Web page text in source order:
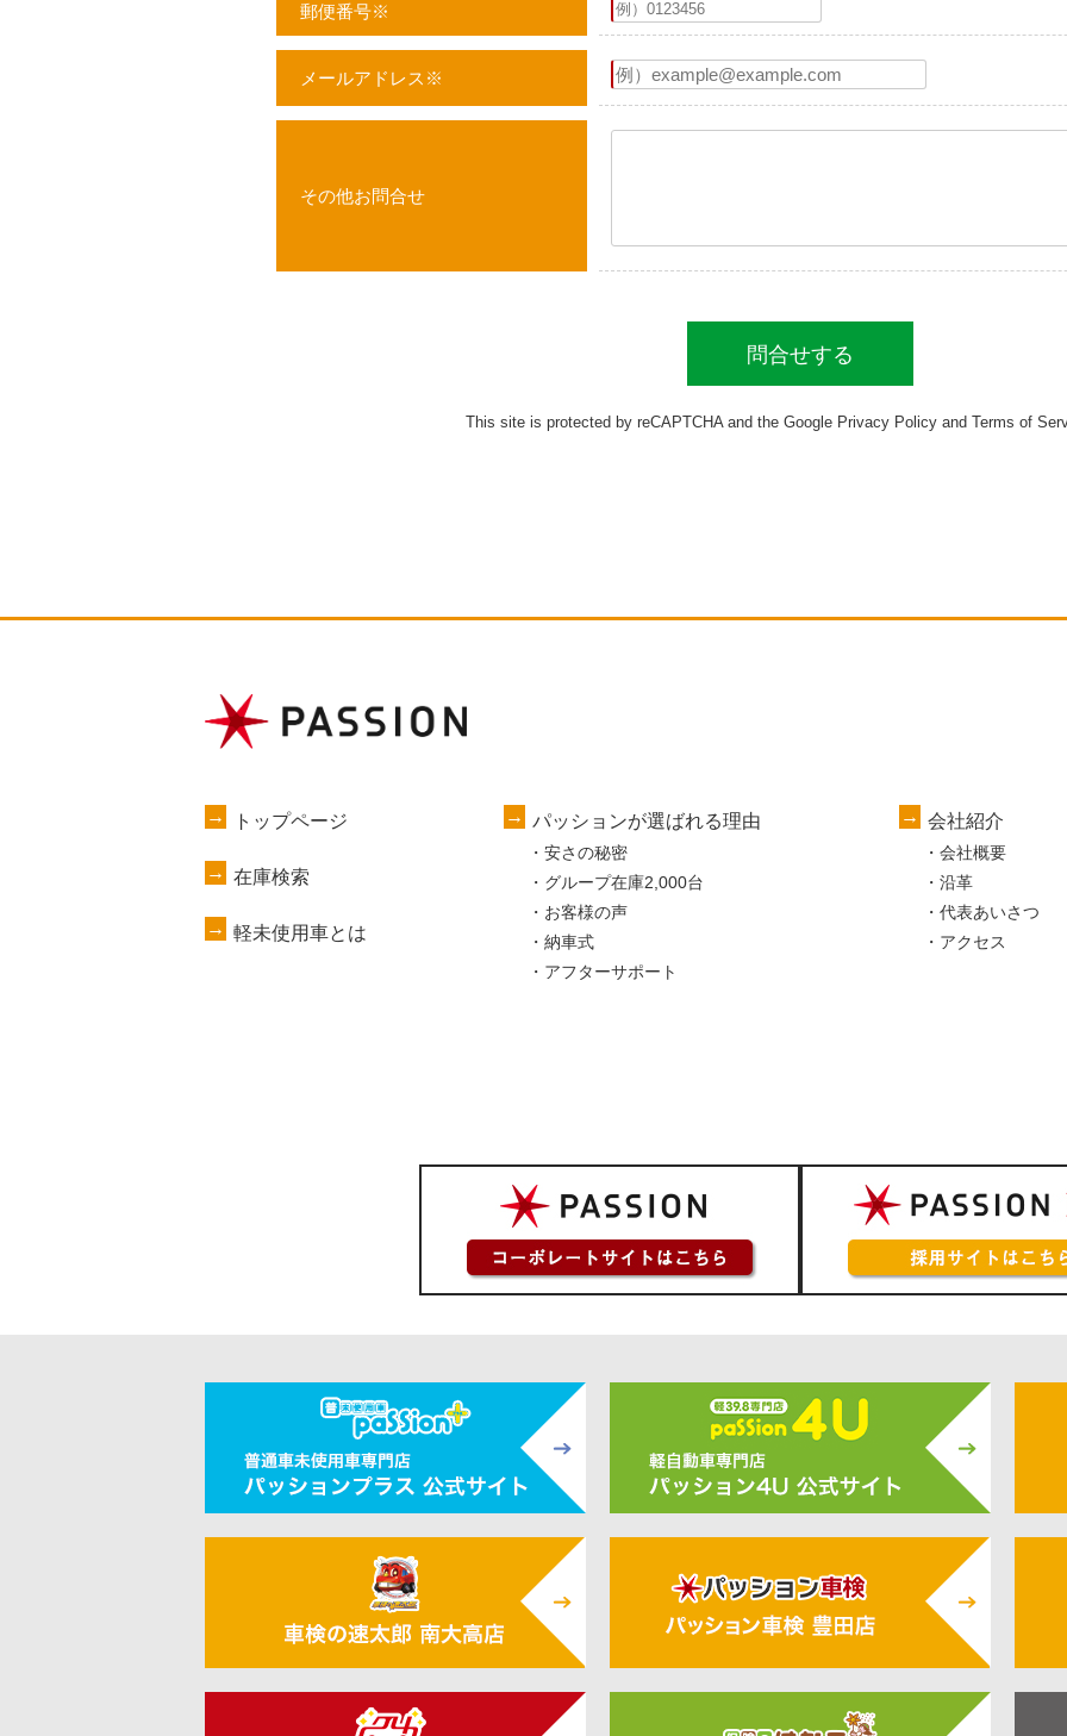
郵便番号※
メールアドレス ※
その他お問合せ
This site is protected by reCAPTCHA and the Google Privacy Policy and Terms of
トップページ
在庫検索
軽未使用車とは
パッションが選ばれる理由
安さの秘密
グループ在庫2,000台
お客様の声
納車式
アフターサポート
会社紹介
会社概要
沿革
代表あいさつ
アクセス